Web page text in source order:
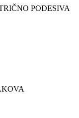
PODESIVA